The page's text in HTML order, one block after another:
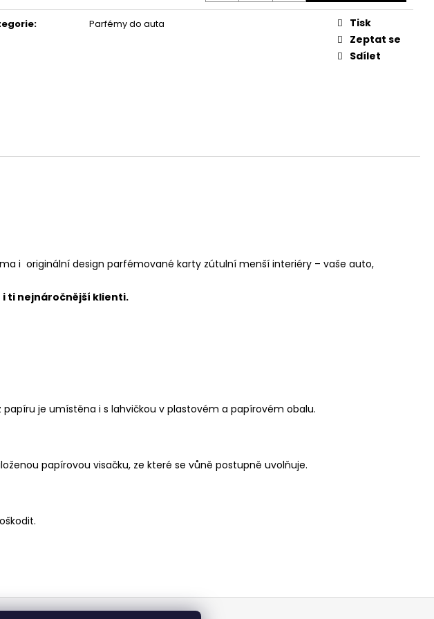
: Parfémy do auta
Tisk
Zeptat se
Sdílet
i originální design parfémované karty zútulní menší interiéry – vaše auto,
i ti nejnáročnější klienti.
je umístěna i s lahvičkou v plastovém a papírovém obalu.
papírovou visačku, ze které se vůně postupně uvolňuje.
67 Kč